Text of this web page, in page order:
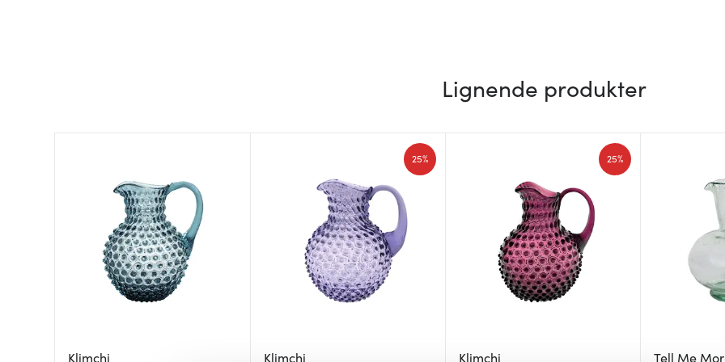
Lignende produkter
Klimchi Klimchi
25%
Klimchi
25%
Tell Me